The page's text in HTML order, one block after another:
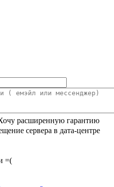
расширенную гарантию
сервера в дата-центре
=(